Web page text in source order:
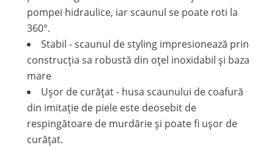
pompei hidraulice, iar scaunul se poate roti la
360°.
Stabil - scaunul de styling impresionează prin
construcția sa robustă din oțel inoxidabil și baza
mare
Ușor de curățat - husa scaunului de coafură
din imitație de piele este deosebit de
respingătoare de murdărie și poate fi ușor de
curățat.